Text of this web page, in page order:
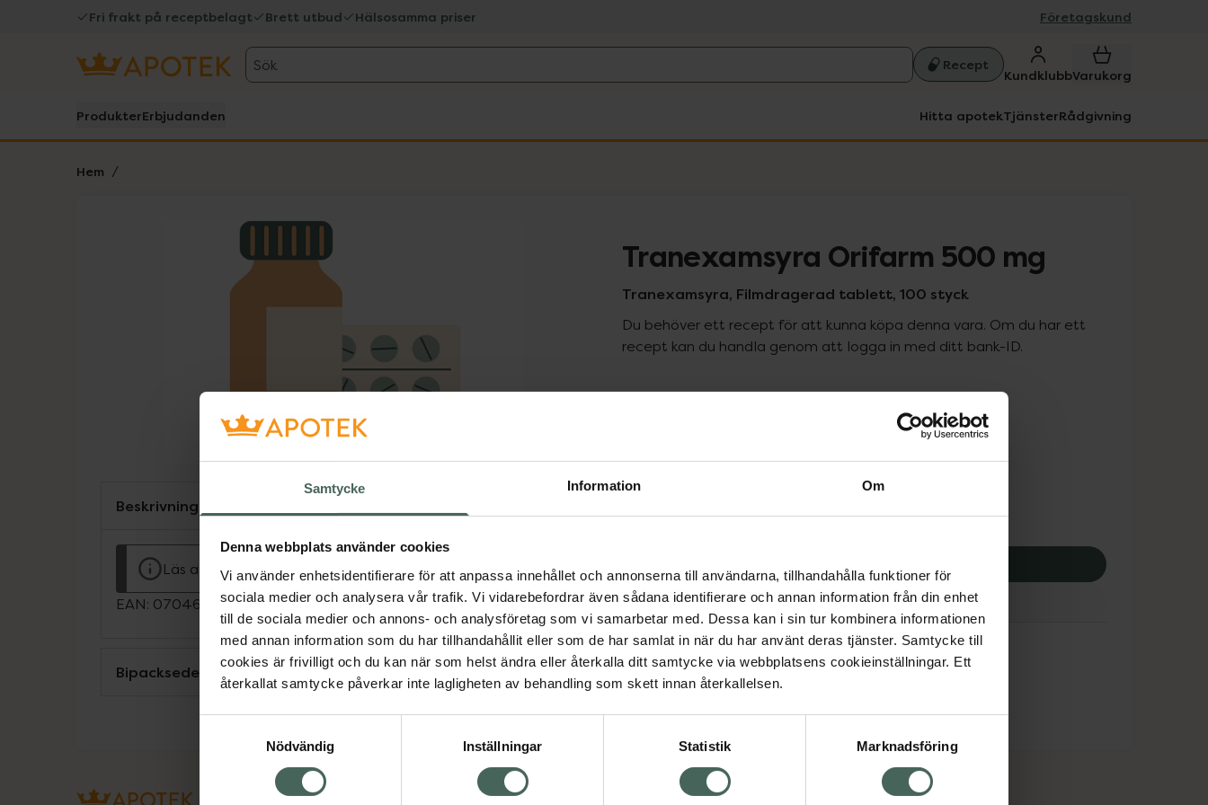
Samtycke Information Om
Denna webbplats använder cookies
Vi använder enhetsidentifierare för att anpassa innehållet och annonserna till användarna, tillhandahålla funktioner för
sociala medier och analysera vår trafik. Vi vidarebefordrar även sådana identifierare och annan information från din enhet
till de sociala medier och annons- och analysföretag som vi samarbetar med. Dessa kan i sin tur kombinera informationen
med annan information som du har tillhandahållit eller som de har samlat in när du har använt deras tjänster. Samtycke till
cookies är frivilligt och du kan när som helst ändra eller återkalla ditt samtycke via webbplatsens cookieinställningar. Ett
återkallat samtycke påverkar inte lagligheten av behandling som skett innan återkallelsen.
Nödvändig
Inställningar Statistik Marknadsföring
Fri frakt på receptbelagt Brett utbud Hälsosamma priser Företagskund
Sök Recept
KundklubbVarukorg
ProdukterErbjudanden Hitta apotekTjänsterRådgivning
Hem
Lista: . Innehåller 1 objekt. Tranexamsyra Orifarm 500 mg
Tranexamsyra, Filmdragerad tablett, 100 styck
Du behöver ett recept för att kunna köpa denna vara. Om du har ett
recept kan du handla genom att logga in med ditt bank-ID.
Pris med recept
Högkostnadsskyddet gäller
229,03 kr
I apotek:229,03 kr
Köp via ditt recept
Fler produkter från Orifarm
Aktuella erbjudanden
Beskrivning
Läs alltid bipacksedeln innan användning.
EAN: 07046260300880
Bipacksedel från FASS Visa
Om recept och läkemedel